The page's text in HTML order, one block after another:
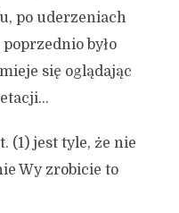
po uderzeniach
było
się oglądając
(1) jest tyle, że nie
Wy zrobicie to